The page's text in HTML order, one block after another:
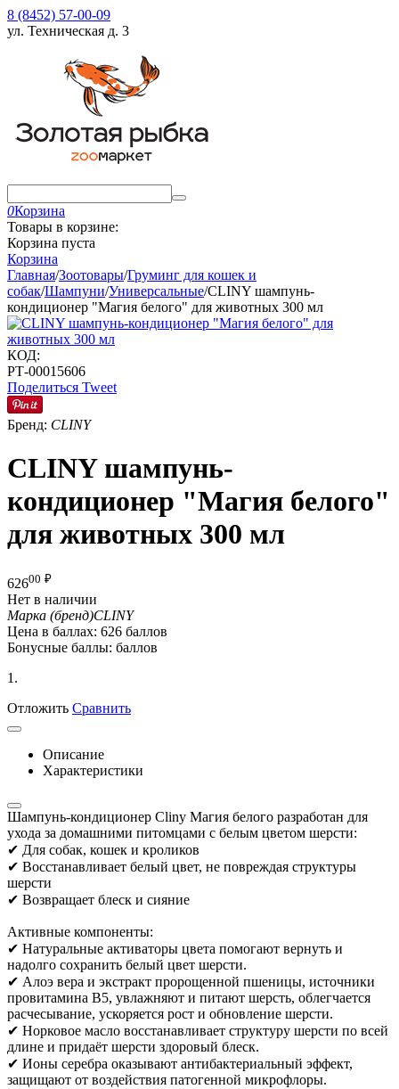
8 (8452) 57-00-09
ул. Техническая д. 3
0Корзина
Товары в корзине:
Корзина пуста
Корзина
Главная/Зоотовары/Груминг для кошек и
собак/Шампуни/Универсальные/CLINY шампунь-
кондиционер "Магия белого" для животных 300 мл
КОД:
РТ-00015606
Поделиться Tweet
Бренд: CLINY
CLINY шампунь-
кондиционер "Магия белого"
для животных 300 мл
62600 ₽
Нет в наличии
Марка (бренд)CLINY
Цена в баллах: 626 баллов
Бонусные баллы: баллов
1.
Отложить Сравнить
Описание
Характеристики
Шампунь-кондиционер Cliny Магия белого разработан для
ухода за домашними питомцами с белым цветом шерсти:
✔ Для собак, кошек и кроликов
✔ Восстанавливает белый цвет, не повреждая структуры
шерсти
✔ Возвращает блеск и сияние
Активные компоненты:
✔ Натуральные активаторы цвета помогают вернуть и
надолго сохранить белый цвет шерсти.
✔ Алоэ вера и экстракт пророщенной пшеницы, источники
провитамина В5, увлажняют и питают шерсть, облегчается
расчесывание, ускоряется рост и обновление шерсти.
✔ Норковое масло восстанавливает структуру шерсти по всей
длине и придаёт шерсти здоровый блеск.
✔ Ионы серебра оказывают антибактериальный эффект,
защищают от воздействия патогенной микрофлоры.